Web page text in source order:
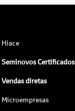
Hiace
Seminovos Certificados
Vendas diretas
Microempresas